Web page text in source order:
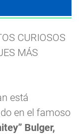
CURIOSOS
MÁS
está
en el famoso
Bulger,